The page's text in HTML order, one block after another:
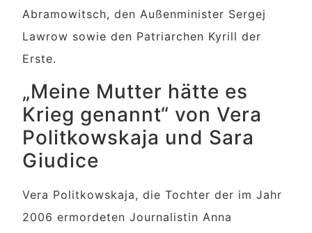
Abramowitsch, den Außenminister Sergej
Lawrow sowie den Patriarchen Kyrill der
Erste.
„Meine Mutter hätte es
Krieg genannt“ von Vera
Politkowskaja und Sara
Giudice
Vera Politkowskaja, die Tochter der im Jahr
2006 ermordeten Journalistin Anna